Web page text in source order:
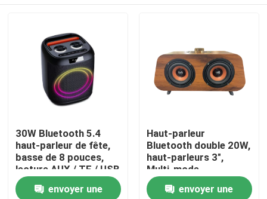
30W Bluetooth 5.4
haut-parleur de fête,
basse de 8 pouces,
lecture AUX / TF / USB
envoyer une
Haut-parleur
Bluetooth double 20W,
haut-parleurs 3",
Multi-mode
(BT/FM/USB/TF/AUX),
batterie 18650
envoyer une